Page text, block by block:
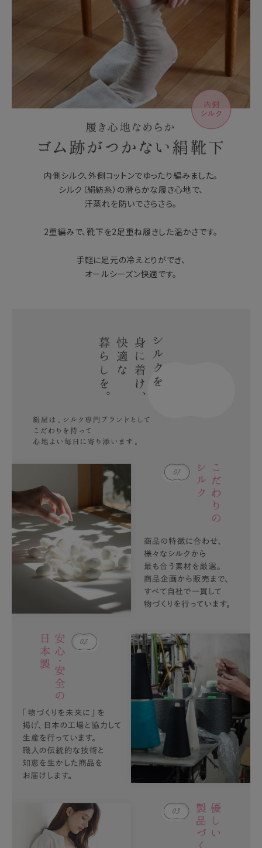
内側シルク、外側コットンでゆったり編みました。
シルク（絹紡糸）の滑らかな履き心地で、
汗蒸れを防いでさらさら。
2重編みで、靴下を2足重ね履きした温かさです。
手軽に足元の冷えとりができ、
オールシーズン快適です。